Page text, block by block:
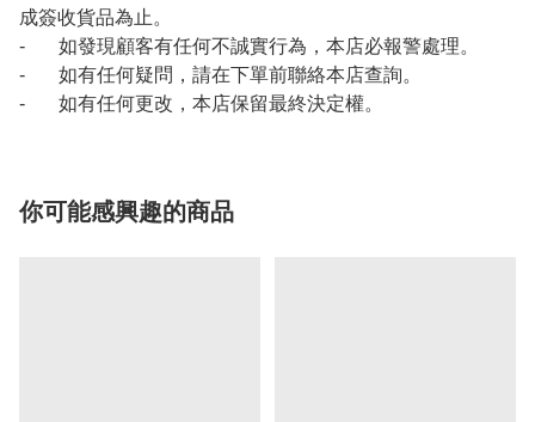
成簽收貨品為止。
- 如發現顧客有任何不誠實行為，本店必報警處理。
- 如有任何疑問，請在下單前聯絡本店查詢。
- 如有任何更改，本店保留最終決定權。
你可能感興趣的商品